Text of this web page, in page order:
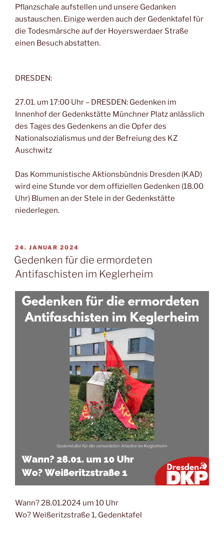
Pflanzschale aufstellen und unsere Gedanken
austauschen. Einige werden auch der Gedenktafel für
die Todesmärsche auf der Hoyerswerdaer Straße
einen Besuch abstatten.
DRESDEN:
27.01. um 17:00 Uhr – DRESDEN: Gedenken im
Innenhof der Gedenkstätte Münchner Platz anlässlich
des Tages des Gedenkens an die Opfer des
Nationalsozialismus und der Befreiung des KZ
Auschwitz
Das Kommunistische Aktionsbündnis Dresden (KAD)
wird eine Stunde vor dem offiziellen Gedenken (18.00
Uhr) Blumen an der Stele in der Gedenkstätte
niederlegen.
24. JANUAR 2024
Gedenken für die ermordeten
Antifaschisten im Keglerheim
Wann? 28.01.2024 um 10 Uhr
Wo? Weißeritzstraße 1, Gedenktafel